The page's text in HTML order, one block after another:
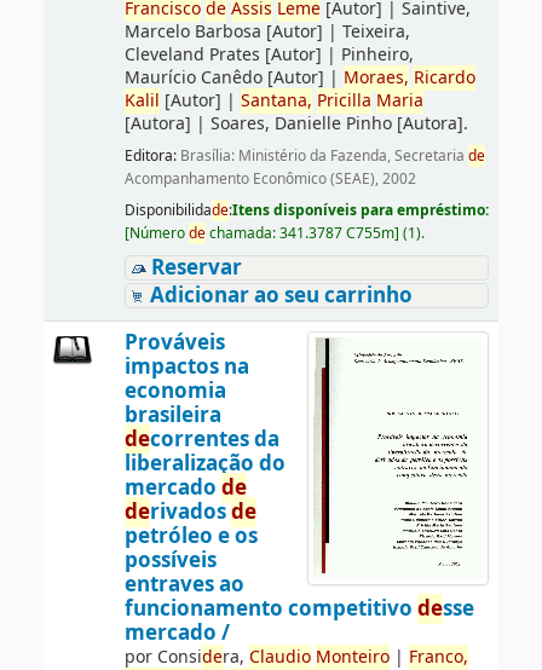
Francisco de Assis Leme[Autor] | Saintive,
Marcelo Barbosa [Autor] | Teixeira,
Cleveland Prates [Autor] | Pinheiro,
Maurício Canêdo[Autor] | Moraes, Ricardo
Kalil [Autor] | Santana, Pricilla Maria
[Autora] | Soares, Danielle Pinho[Autora].
Editora: Brasília: Ministério da Fazenda, Secretaria de
Acompanhamento Econômico (SEAE), 2002
Disponibilidade:Itens disponíveis para empréstimo:
[Númerodechamada:341.3787 C755m] (1).
Reservar
Adicionar ao seu carrinho
Prováveis
impactos na
economia
brasileira
decorrentes da
liberalização do
mercado de
derivadosde
petróleo e os
possíveis
entraves ao
funcionamento competitivo desse
mercado /
por Considera, Claudio Monteiro| Franco,